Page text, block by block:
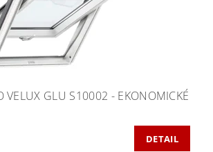
VELUX GLU S10002 - EKONOMICKÉ
DETAIL